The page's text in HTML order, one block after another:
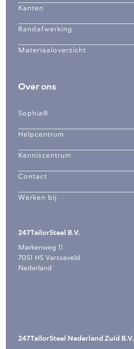
Kanten
Randafwerking
Materiaaloverzicht
Over ons
Sophia®
Helpcentrum
Kenniscentrum
Contact
Werken bij
247TailorSteel B.V.
Markenweg 11
7051 HS Varsseveld
Nederland
247TailorSteel Nederland Zuid B.V.